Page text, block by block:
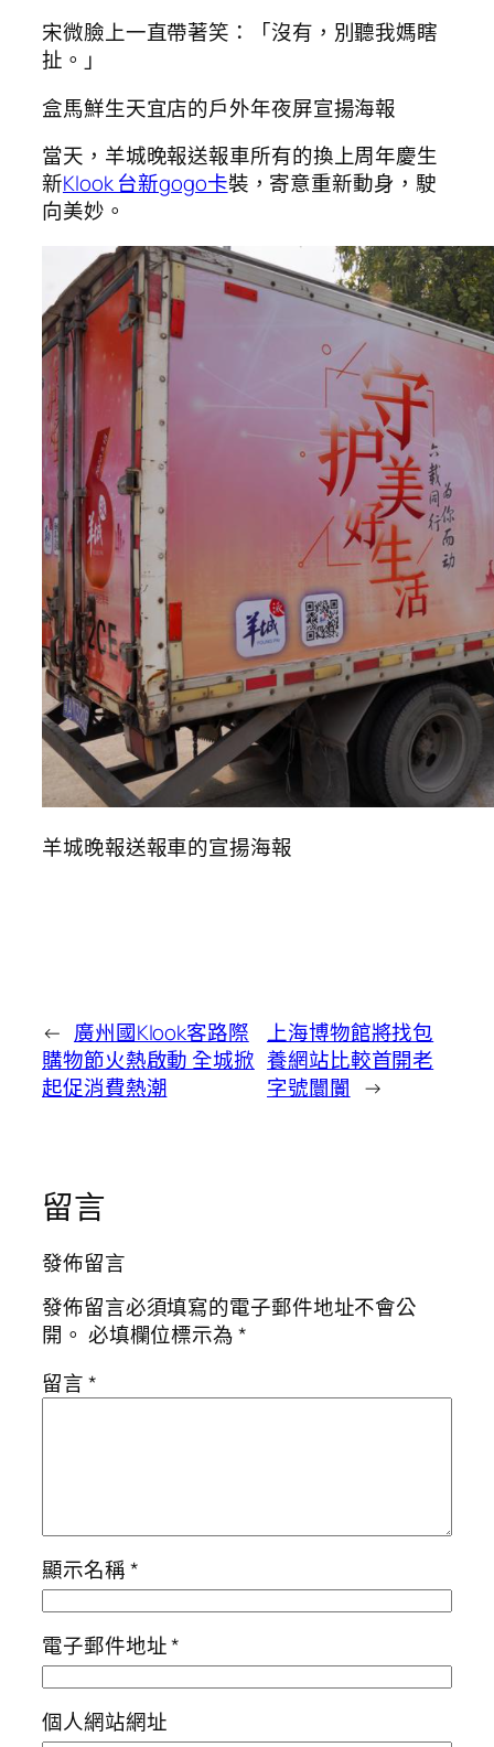
宋微臉上一直帶著笑：「沒有，別聽我媽瞎
扯。」
盒馬鮮生天宜店的戶外年夜屏宣揚海報
當天，羊城晚報送報車所有的換上周年慶生
新Klook 台新gogo卡裝，寄意重新動身，駛
向美妙。
羊城晚報送報車的宣揚海報
← 廣州國Klook客路際
購物節火熱啟動 全城掀
起促消費熱潮
上海博物館將找包
養網站比較首開老
字號闤闠 →
留言
發佈留言
發佈留言必須填寫的電子郵件地址不會公
開。 必填欄位標示為*
留言*
顯示名稱*
電子郵件地址*
個人網站網址